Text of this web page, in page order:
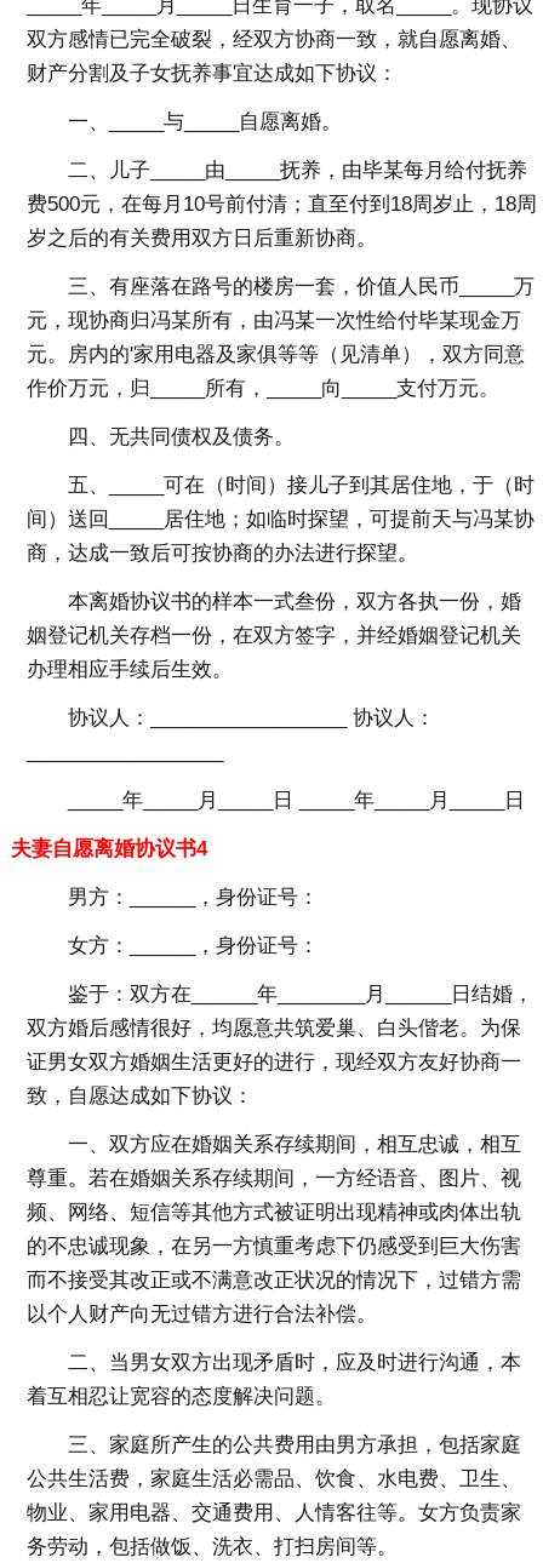
_____年_____月_____日生育一子，取名_____。现协议
双方感情已完全破裂，经双方协商一致，就自愿离婚、
财产分割及子女抚养事宜达成如下协议：
一、_____与_____自愿离婚。
二、儿子_____由_____抚养，由毕某每月给付抚养
费500元，在每月10号前付清；直至付到18周岁止，18周
岁之后的有关费用双方日后重新协商。
三、有座落在路号的楼房一套，价值人民币_____万
元，现协商归冯某所有，由冯某一次性给付毕某现金万
元。房内的'家用电器及家俱等等（见清单），双方同意
作价万元，归_____所有，_____向_____支付万元。
四、无共同债权及债务。
五、_____可在（时间）接儿子到其居住地，于（时
间）送回_____居住地；如临时探望，可提前天与冯某协
商，达成一致后可按协商的办法进行探望。
本离婚协议书的样本一式叁份，双方各执一份，婚
姻登记机关存档一份，在双方签字，并经婚姻登记机关
办理相应手续后生效。
协议人：__________________ 协议人：
_____年_____月_____日 _____年_____月_____日
夫妻自愿离婚协议书4
男方：______，身份证号：
女方：______，身份证号：
鉴于：双方在______年________月______日结婚，
双方婚后感情很好，均愿意共筑爱巢、白头偕老。为保
证男女双方婚姻生活更好的进行，现经双方友好协商一
致，自愿达成如下协议：
一、双方应在婚姻关系存续期间，相互忠诚，相互
尊重。若在婚姻关系存续期间，一方经语音、图片、视
频、网络、短信等其他方式被证明出现精神或肉体出轨
的不忠诚现象，在另一方慎重考虑下仍感受到巨大伤害
而不接受其改正或不满意改正状况的情况下，过错方需
以个人财产向无过错方进行合法补偿。
二、当男女双方出现矛盾时，应及时进行沟通，本
着互相忍让宽容的态度解决问题。
三、家庭所产生的公共费用由男方承担，包括家庭
公共生活费，家庭生活必需品、饮食、水电费、卫生、
物业、家用电器、交通费用、人情客往等。女方负责家
务劳动，包括做饭、洗衣、打扫房间等。